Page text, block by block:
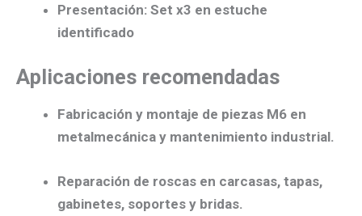
Presentación: Set x3 en estuche
identificado
Aplicaciones recomendadas
Fabricación y montaje de piezas M6 en
metalmecánica y mantenimiento industrial.
Reparación de roscas en carcasas, tapas,
gabinetes, soportes y bridas.